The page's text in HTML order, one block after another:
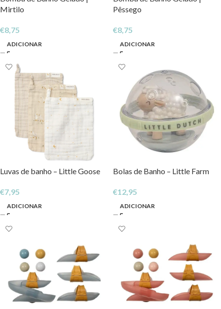
Mirtilo
€8,75
ADICIONAR
Pêssego
€8,75
ADICIONAR
Luvas de banho – Little Goose
€7,95
ADICIONAR
Bolas de Banho – Little Farm
€12,95
ADICIONAR